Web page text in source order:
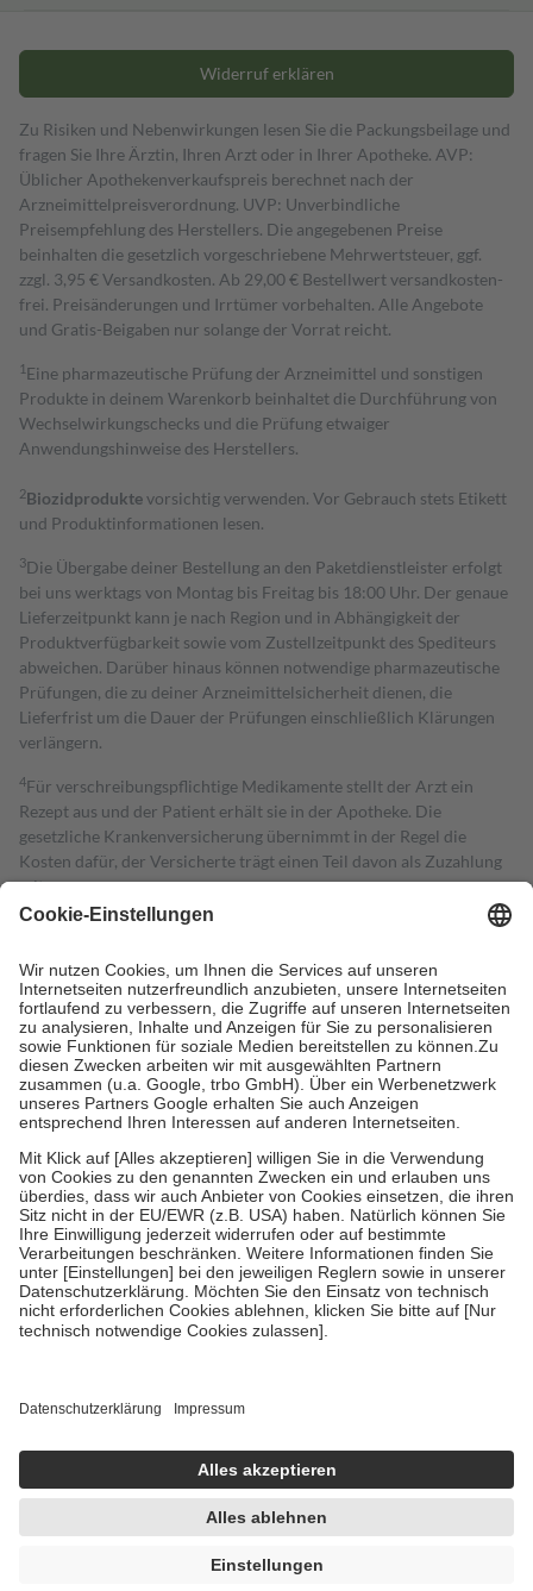
Widerruf erklären
Zu Risiken und Nebenwirkungen lesen Sie die Packungsbeilage und
fragen Sie Ihre Ärztin, Ihren Arzt oder in Ihrer Apotheke. AVP:
Üblicher Apothekenverkaufspreis berechnet nach der
Arzneimittelpreisverordnung. UVP: Unverbindliche
Preisempfehlung des Herstellers. Die angegebenen Preise
beinhalten die gesetzlich vorgeschriebene Mehrwertsteuer, ggf.
zzgl. 3,95 € Versandkosten. Ab 29,00 € Bestell­wert versand­kosten­
frei. Preisänderungen und Irrtümer vorbehalten. Alle Angebote
und Gratis-Beigaben nur solange der Vorrat reicht.
1 Eine pharmazeutische Prüfung der Arzneimittel und sonstigen
Produkte in deinem Warenkorb beinhaltet die Durchführung von
Wechselwirkungschecks und die Prüfung etwaiger
Anwendungshinweise des Herstellers.
2Biozidproduktevorsichtig verwenden. Vor Gebrauch stets Etikett
und Produktinformationen lesen.
3Die Übergabe deiner Bestellung an den Paketdienstleister erfolgt
bei uns werktags von Montag bis Freitag bis 18:00 Uhr. Der genaue
Lieferzeitpunkt kann je nach Region und in Abhängigkeit der
Produktverfügbarkeit sowie vom Zustellzeitpunkt des Spediteurs
abweichen. Darüber hinaus können notwendige pharmazeutische
Prüfungen, die zu deiner Arzneimittelsicherheit dienen, die
Lieferfrist um die Dauer der Prüfungen einschließlich Klärungen
verlängern.
4Für verschreibungspflichtige Medikamente stellt der Arzt ein
Rezept aus und der Patient erhält sie in der Apotheke. Die
gesetzliche Krankenversicherung übernimmt in der Regel die
Kosten dafür, der Versicherte trägt einen Teil davon als Zuzahlung
mit.
Grundsätzlich leisten Mitglieder Zuzahlungen in Höhe von zehn
höchstens zehn Euro.
Es sind jedoch nie mehr als die tatsächlichen
Kosten der Leistung zu entrichten.
Diese Regeln gelten grundsätzlich auch für Online-Apotheken.
Bei Heilmitteln und häuslicher Krankenpflege beträgt die
Zuzahlung zehn Prozent der Kosten sowie zehn Euro je
Verordnung.
Um das Engagement der Versicherten für ihre eigene Gesundheit zu
stärken und die besondere Stellung der Familie zu unterstützen,
fallenkeine Zuzahlungenan bei:
• Kindern und Jugendlichen bis zum vollendeten 18. Lebensjahr
mit Ausnahme der Fahrkosten
• Untersuchungen zur Vorsorge und Früherkennung, die von der
GKV getragen werden
• empfohlenen Schutzimpfungen
• Harn- und Blutteststreifen
getroffen, um sicherzustellen, dass es sich um echte Bewertungen
https://help.etrusted.com/hc/de/articles/4419944605341
Einige Bilder und Inhalte wurden unter Zuhilfenahme künstlicher